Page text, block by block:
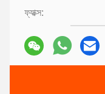
ফ্যাক্স: